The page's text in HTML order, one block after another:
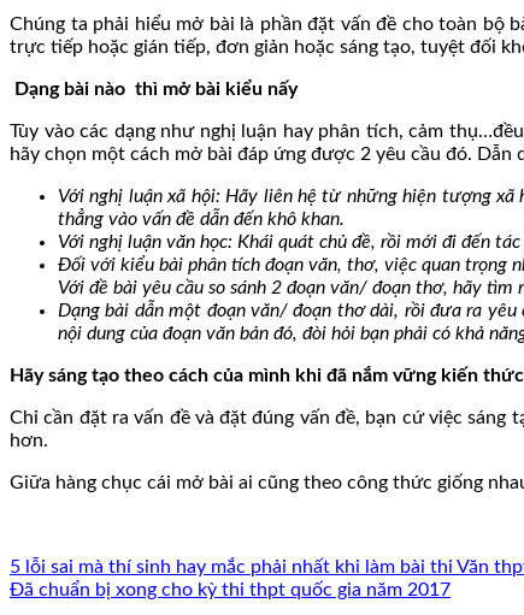
Chúng ta phải hiểu mở bài là phần đặt vấn đề cho toàn bộ
trực tiếp hoặc gián tiếp, đơn giản hoặc sáng tạo, tuyệt đối
Dạng bài nào thì mở bài kiểu nấy
Tùy vào các dạng như nghị luận hay phân tích, cảm
hãy chọn một cách mở bài đáp ứng được 2 yêu cầu đó.
Với nghị luận xã hội: Hãy liên hệ từ những hiện tượng
thẳng vào vấn đề dẫn đến khô khan.
Với nghị luận văn học: Khái quát chủ đề, rồi mới đi đến
Đối với kiểu bài phân tích đoạn văn, thơ, việc quan trọng
Với đề bài yêu cầu so sánh 2 đoạn văn/ đoạn thơ, hãy
Dạng bài dẫn một đoạn văn/ đoạn thơ dài, rồi đưa ra
nội dung của đoạn văn bản đó, đòi hỏi bạn phải có khả
Hãy sáng tạo theo cách của mình khi đã nắm vững kiến thức
Chỉ cần đặt ra vấn đề và đặt đúng vấn đề, bạn cứ việc
hơn.
Giữa hàng chục cái mở bài ai cũng theo công thức giống
5 lỗi sai mà thí sinh hay mắc phải nhất khi làm bài thi Văn
Đã chuẩn bị xong cho kỳ thi thpt quốc gia năm 2017